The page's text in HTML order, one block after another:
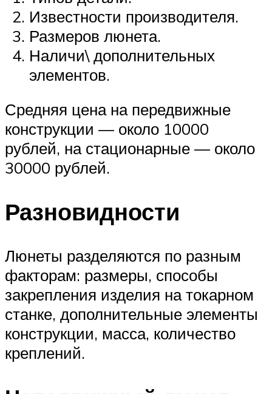
Известности производителя.
Размеров люнета.
Наличи\ дополнительных
элементов.
Средняя цена на передвижные
конструкции — около 10000
рублей, на стационарные — около
30000 рублей.
Разновидности
Люнеты разделяются по разным
факторам: размеры, способы
закрепления изделия на токарном
станке, дополнительные элементы
конструкции, масса, количество
креплений.